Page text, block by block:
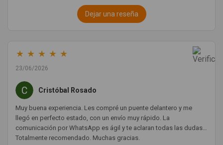
Dejar una reseña
★ ★ ★ ★ ★
23/06/2026
Cristóbal Rosado
Muy buena experiencia. Les compré un puente delantero y me
llegó en perfecto estado, con un envío muy rápido. La
comunicación por WhatsApp es ágil y te aclaran todas las dudas.
Totalmente recomendado. Muchas gracias.